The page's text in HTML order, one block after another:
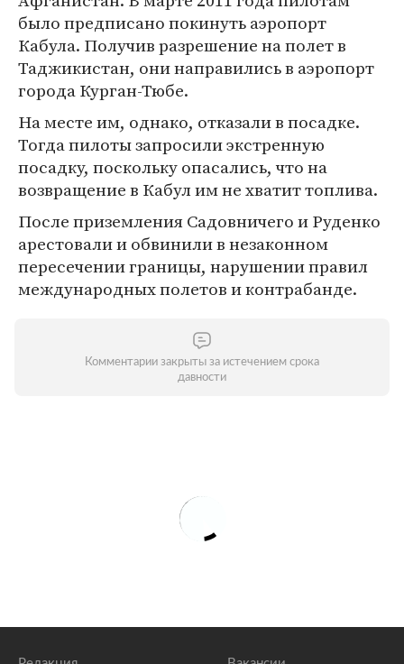
было предписано покинуть аэропорт
Кабула. Получив разрешение на полет в
Таджикистан, они направились в аэропорт
города Курган-Тюбе.
На месте им, однако, отказали в посадке.
Тогда пилоты запросили экстренную
посадку, поскольку опасались, что на
возвращение в Кабул им не хватит топлива.
После приземления Садовничего и Руденко
арестовали и обвинили в незаконном
пересечении границы, нарушении правил
международных полетов и контрабанде.
Комментарии закрыты за истечением срока
давности